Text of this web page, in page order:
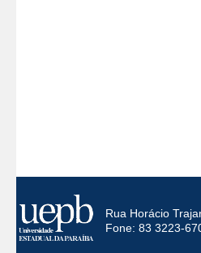
Rua Horácio
Fone: 83 3223-